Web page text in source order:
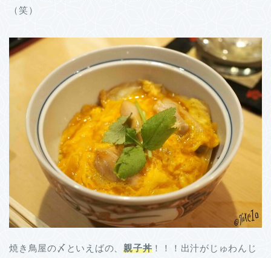
（笑）
焼き鳥屋の〆といえばの、親子丼 ！！！出汁がじゅわんじ